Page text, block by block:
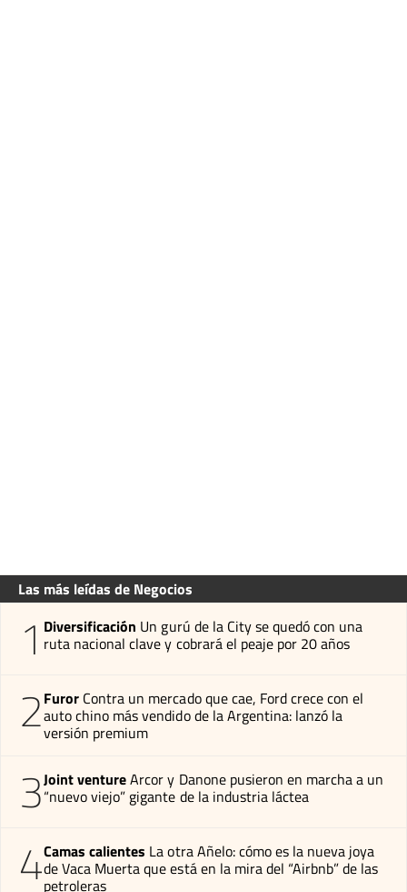
Las más leídas de Negocios
1 Diversificación Un gurú de la City se quedó con una
ruta nacional clave y cobrará el peaje por 20 años
2Furor Contra un mercado que cae, Ford crece con el
auto chino más vendido de la Argentina: lanzó la
versión premium
3Joint ventureArcor y Danone pusieron en marcha a un
“nuevo viejo” gigante de la industria láctea
4Camas calientes La otra Añelo: cómo es la nueva joya
de Vaca Muerta que está en la mira del “Airbnb” de las
petroleras